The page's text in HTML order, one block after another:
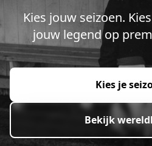
Kies jouw seizoen.
jouw legend op
Kies je
Bekijk